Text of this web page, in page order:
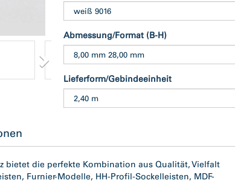
Abmessung/Format (B-H)
Lieferform/Gebindeeinheit
bietet die perfekte Kombination aus Qualität, Vielfalt
Furnier-Modelle, HH-Profil-Sockelleisten, MDF-